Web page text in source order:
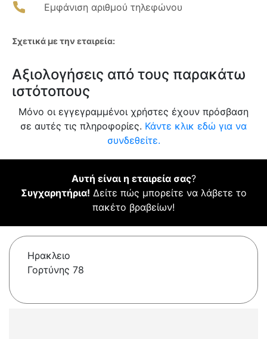
Εμφάνιση αριθμού τηλεφώνου
Σχετικά με την εταιρεία:
Αξιολογήσεις από τους παρακάτω
ιστότοπους
Μόνο οι εγγεγραμμένοι χρήστες έχουν πρόσβαση
σε αυτές τις πληροφορίες. Κάντε κλικ εδώ για να
συνδεθείτε.
Αυτή είναι η εταιρεία σας?
Συγχαρητήρια! Δείτε πώς μπορείτε να λάβετε το
πακέτο βραβείων!
Ηρακλειο
Γορτύνης 78